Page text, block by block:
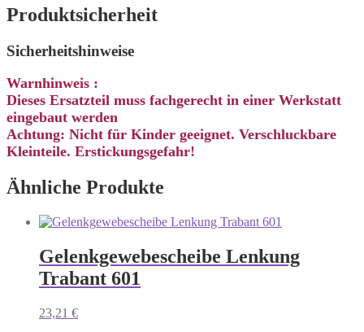
Produktsicherheit
Sicherheitshinweise
Warnhinweis :
Dieses Ersatzteil muss fachgerecht in einer Werkstatt
eingebaut werden
Achtung: Nicht für Kinder geeignet. Verschluckbare
Kleinteile. Erstickungsgefahr!
Ähnliche Produkte
Gelenkgewebescheibe Lenkung
Trabant 601
23,21 €